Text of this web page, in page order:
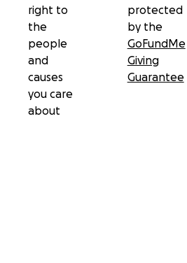
right to
the
people
and
causes
you care
about
protected
by the
GoFundMe
Giving
Guarantee